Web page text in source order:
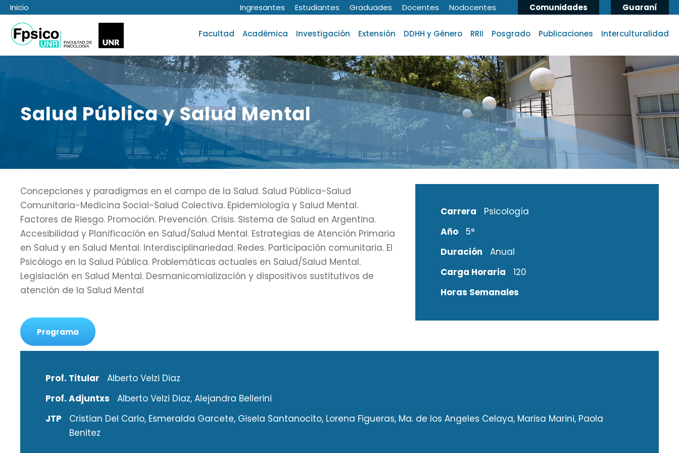
Inicio Ingresantes Estudiantes Graduades Docentes Nodocentes Comunidades Guaraní
Facultad Académica Investigación Extensión DDHH y Género RRII Posgrado Publicaciones Interculturalidad
Salud Pública y Salud Mental
Concepciones y paradigmas en el campo de la Salud. Salud Pública-Salud
Comunitaria-Medicina Social-Salud Colectiva. Epidemiología y Salud Mental.
Factores de Riesgo. Promoción. Prevención. Crisis. Sistema de Salud en Argentina.
Accesibilidad y Planificación en Salud/Salud Mental. Estrategias de Atención Primaria
en Salud y en Salud Mental. Interdisciplinariedad. Redes. Participación comunitaria. El
Psicólogo en la Salud Pública. Problemáticas actuales en Salud/Salud Mental.
Legislación en Salud Mental. Desmanicomialización y dispositivos sustitutivos de
atención de la Salud Mental
Programa
Carrera
Psicología
Año
5°
Duración
Anual
Carga Horaria
120
Horas Semanales
Prof. Titular
Alberto Velzi Diaz
Prof. Adjuntxs
Alberto Velzi Diaz, Alejandra Bellerini
JTP
Cristian Del Carlo, Esmeralda Garcete, Gisela Santanocito, Lorena Figueras, Ma. de los Angeles Celaya, Marisa Marini, Paola
Benitez